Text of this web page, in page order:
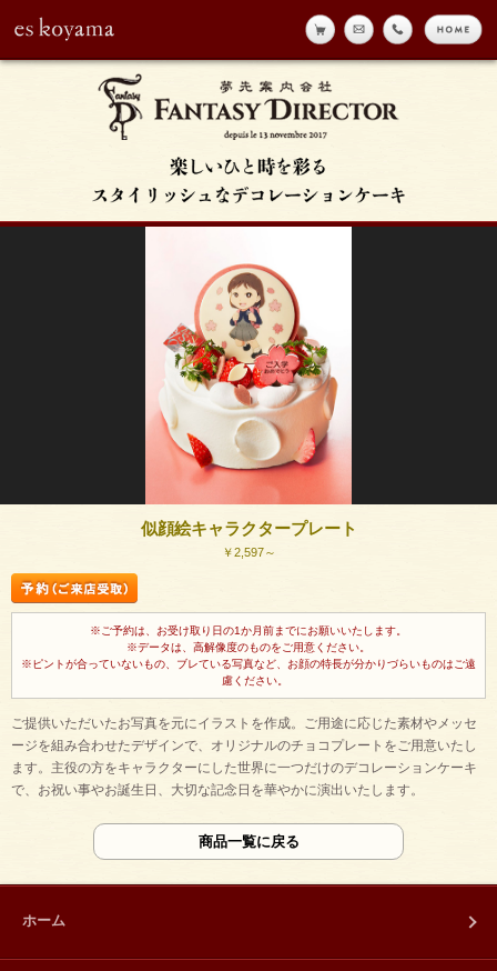
online shop
メール tell
似顔絵キャラクタープレート
￥2,597～
※ご予約は、お受け取り日の1か月前までにお願いいたします。
※データは、高解像度のものをご用意ください。
※ピントが合っていないもの、ブレている写真など、お顔の特長が分かりづらいものはご遠
慮ください。
ご提供いただいたお写真を元にイラストを作成。ご用途に応じた素材やメッセ
ージを組み合わせたデザインで、オリジナルのチョコプレートをご用意いたし
ます。主役の方をキャラクターにした世界に一つだけのデコレーションケーキ
で、お祝い事やお誕生日、大切な記念日を華やかに演出いたします。
商品一覧に戻る
ホーム